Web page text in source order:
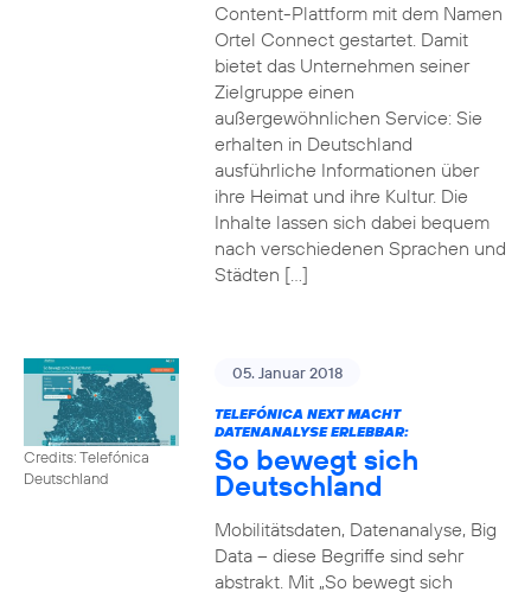
Content-Plattform mit dem Namen
Ortel Connect gestartet. Damit
bietet das Unternehmen seiner
Zielgruppe einen
außergewöhnlichen Service: Sie
erhalten in Deutschland
ausführliche Informationen über
ihre Heimat und ihre Kultur. Die
Inhalte lassen sich dabei bequem
nach verschiedenen Sprachen und
Städten […]
Credits: Telefónica
Deutschland
05. Januar 2018
TELEFÓNICA NEXT MACHT
DATENANALYSE ERLEBBAR:
So bewegt sich
Deutschland
Mobilitätsdaten, Datenanalyse, Big
Data – diese Begriffe sind sehr
abstrakt. Mit „So bewegt sich